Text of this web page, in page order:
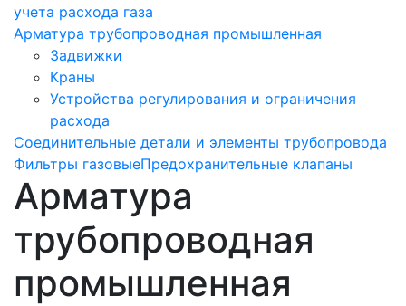
учета расхода газа
Арматура трубопроводная промышленная
Задвижки
Краны
Устройства регулирования и ограничения
расхода
Соединительные детали и элементы трубопровода
Фильтры газовыеПредохранительные клапаны
Арматура
трубопроводная
промышленная